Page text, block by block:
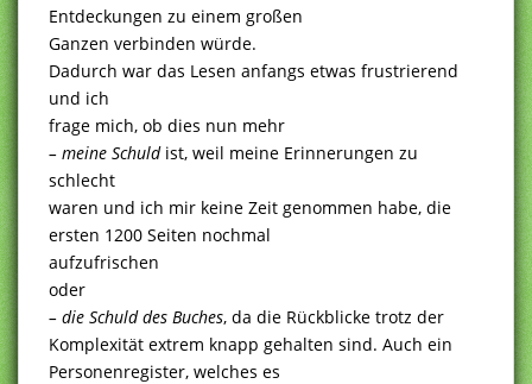
Entdeckungen zu einem großen
Ganzen verbinden würde.
Dadurch war das Lesen anfangs etwas frustrierend
und ich
frage mich, ob dies nun mehr
– meine Schuldist, weil meine Erinnerungen zu
schlecht
waren und ich mir keine Zeit genommen habe, die
ersten 1200 Seiten nochmal
aufzufrischen
oder
– die Schuld des Buches, da die Rückblicke trotz der
Komplexität extrem knapp gehalten sind. Auch ein
Personenregister, welches es